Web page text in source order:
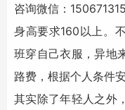
咨询微信：
身高要求160以上。
班穿自己衣服，异地
路费，根据个人条件安
其实除了年轻人之外